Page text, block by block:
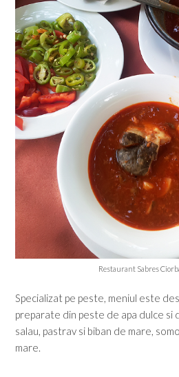
Restaurant Sabres
Specializat pe peste, meniul este
preparate din peste de apa dulce si
salau, pastrav si biban de mare,
mare.